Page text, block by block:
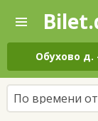
—
Поиск
и
покупка
билетов
на
автобус
Обухово д.
По времени